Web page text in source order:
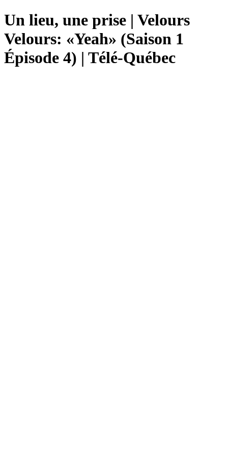
Un lieu, une prise | Velours
Velours: «Yeah» (Saison 1
Épisode 4) | Télé-Québec